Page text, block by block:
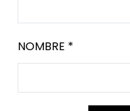
NOMBRE *